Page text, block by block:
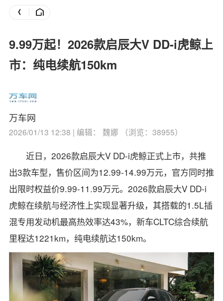
9.99万起！2026款启辰大V DD-i虎鲸上
市：纯电续航150km
万车网
2026/01/13 12:38 | 编辑： 魏娜 （浏览：38955）
近日，2026款启辰大V DD-i虎鲸正式上市，共推
出3款车型，售价区间为12.99-14.99万元，官方同时推
出限时权益价9.99-11.99万元。2026款启辰大V DD-i
虎鲸在续航与经济性上实现显著升级，其搭载的1.5L插
混专用发动机最高热效率达43%，新车CLTC综合续航
里程达1221km，纯电续航达150km。